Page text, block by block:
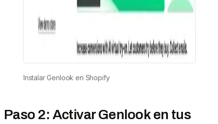
Instalar Genlook en Shopify
Paso 2: Activar Genlook en tus